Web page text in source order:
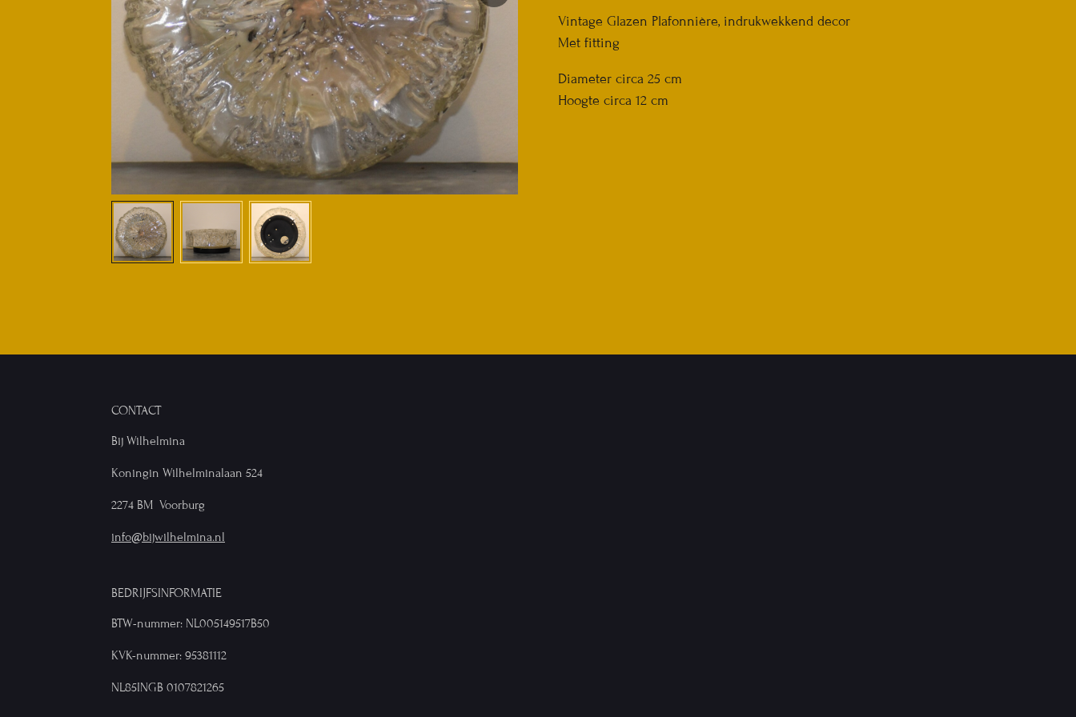
Vintage Glazen Plafonnière, indrukwekkend decor
Met fitting
Diameter circa 25 cm
Hoogte circa 12 cm
CONTACT
Bij Wilhelmina
Koningin Wilhelminalaan 524
2274 BM Voorburg
info@bijwilhelmina.nl
BEDRIJFSINFORMATIE
BTW-nummer: NL005149517B50
KVK-nummer: 95381112
NL85INGB 0107821265